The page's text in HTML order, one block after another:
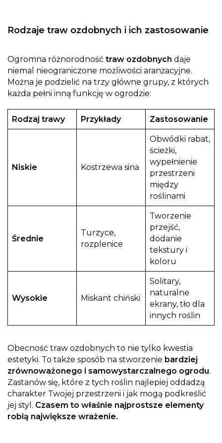
Rodzaje traw ozdobnych i ich zastosowanie
Ogromna różnorodność traw ozdobnych daje
niemal nieograniczone możliwości aranżacyjne.
Można je podzielić na trzy główne grupy, z których
każda pełni inną funkcję w ogrodzie:
Rodzaj trawy Przykłady Zastosowanie
Niskie Kostrzewa sina
Obwódki rabat,
ścieżki,
wypełnienie
przestrzeni
między
roślinami
Średnie
Turzyce,
rozplenice
Tworzenie
przejść,
dodanie
tekstury i
koloru
Wysokie Miskant chiński
Solitary,
naturalne
ekrany, tło dla
innych roślin
Obecność traw ozdobnych to nie tylko kwestia
estetyki. To także sposób na stworzenie bardziej
zrównoważonego i samowystarczalnego ogrodu.
Zastanów się, które z tych roślin najlepiej oddadzą
charakter Twojej przestrzeni i jak mogą podkreślić
jej styl. Czasem to właśnie najprostsze elementy
robią największe wrażenie.